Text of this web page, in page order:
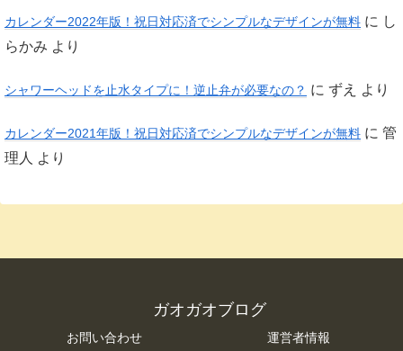
カレンダー2022年版！祝日対応済でシンプルなデザインが無料 に し
らかみ より
シャワーヘッドを止水タイプに！逆止弁が必要なの？ に ずえ より
カレンダー2021年版！祝日対応済でシンプルなデザインが無料 に 管
理人 より
ガオガオブログ
お問い合わせ 運営者情報